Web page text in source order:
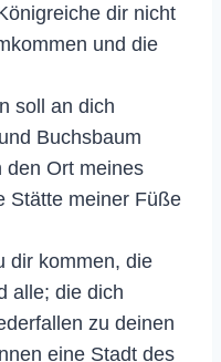
dir nicht
und die
soll an dich
Buchsbaum
den Ort meines
Stätte meiner Füße
dir kommen, die
alle; die dich
zu deinen
eine Stadt des